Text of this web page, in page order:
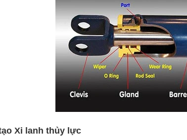
Xi lanh thủy lực